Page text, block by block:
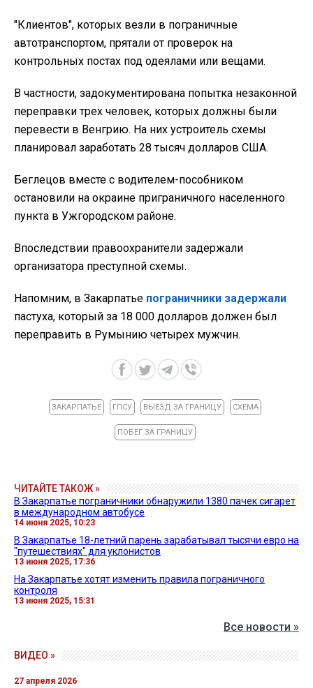
"Клиентов", которых везли в пограничные
автотранспортом, прятали от проверок на
контрольных постах под одеялами или вещами.
В частности, задокументирована попытка незаконной
переправки трех человек, которых должны были
перевести в Венгрию. На них устроитель схемы
планировал заработать 28 тысяч долларов США.
Беглецов вместе с водителем-пособником
остановили на окраине приграничного населенного
пункта в Ужгородском районе.
Впоследствии правоохранители задержали
организатора преступной схемы.
Напомним, в Закарпатье пограничники задержали
пастуха, который за 18 000 долларов должен был
переправить в Румынию четырех мужчин.
ЗАКАРПАТЬЕ ГПСУ ВЫЕЗД ЗА ГРАНИЦУ СХЕМА
ПОБЕГ ЗА ГРАНИЦУ
ЧИТАЙТЕ ТАКОЖ »
В Закарпатье пограничники обнаружили 1380 пачек сигарет
в международном автобусе
14 июня 2025, 10:23
В Закарпатье 18-летний парень зарабатывал тысячи евро на
"путешествиях" для уклонистов
13 июня 2025, 17:36
На Закарпатье хотят изменить правила пограничного
контроля
13 июня 2025, 15:31
Все новости »
ВИДЕО »
27 апреля 2026